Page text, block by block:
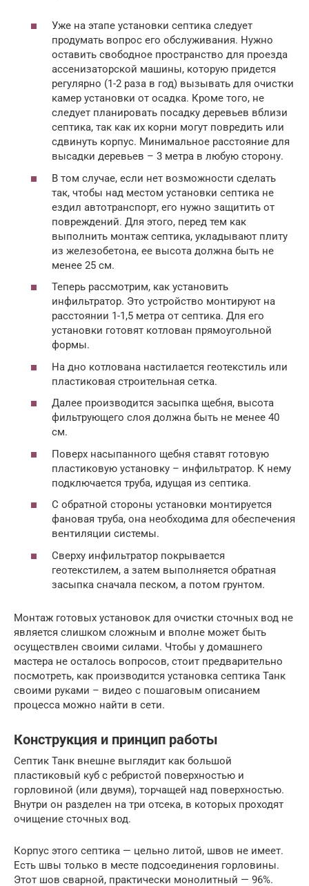
Уже на этапе установки септика следует
продумать вопрос его обслуживания. Нужно
оставить свободное пространство для проезда
ассенизаторской машины, которую придется
регулярно (1-2 раза в год) вызывать для очистки
камер установки от осадка. Кроме того, не
следует планировать посадку деревьев вблизи
септика, так как их корни могут повредить или
сдвинуть корпус. Минимальное расстояние для
высадки деревьев – 3 метра в любую сторону.
В том случае, если нет возможности сделать
так, чтобы над местом установки септика не
ездил автотранспорт, его нужно защитить от
повреждений. Для этого, перед тем как
выполнить монтаж септика, укладывают плиту
из железобетона, ее высота должна быть не
менее 25 см.
Теперь рассмотрим, как установить
инфильтратор. Это устройство монтируют на
расстоянии 1-1,5 метра от септика. Для его
установки готовят котлован прямоугольной
формы.
На дно котлована настилается геотекстиль или
пластиковая строительная сетка.
Далее производится засыпка щебня, высота
фильтрующего слоя должна быть не менее 40
см.
Поверх насыпанного щебня ставят готовую
пластиковую установку – инфильтратор. К нему
подключается труба, идущая из септика.
С обратной стороны установки монтируется
фановая труба, она необходима для обеспечения
вентиляции системы.
Сверху инфильтратор покрывается
геотекстилем, а затем выполняется обратная
засыпка сначала песком, а потом грунтом.
Монтаж готовых установок для очистки сточных вод не
является слишком сложным и вполне может быть
осуществлен своими силами. Чтобы у домашнего
мастера не осталось вопросов, стоит предварительно
посмотреть, как производится установка септика Танк
своими руками – видео с пошаговым описанием
процесса можно найти в сети.
Конструкция и принцип работы
Септик Танк внешне выглядит как большой
пластиковый куб с ребристой поверхностью и
горловиной (или двумя), торчащей над поверхностью.
Внутри он разделен на три отсека, в которых проходят
очищение сточных вод.
Корпус этого септика — цельно литой, швов не имеет.
Есть швы только в месте подсоединения горловины.
Этот шов сварной, практически монолитный — 96%.